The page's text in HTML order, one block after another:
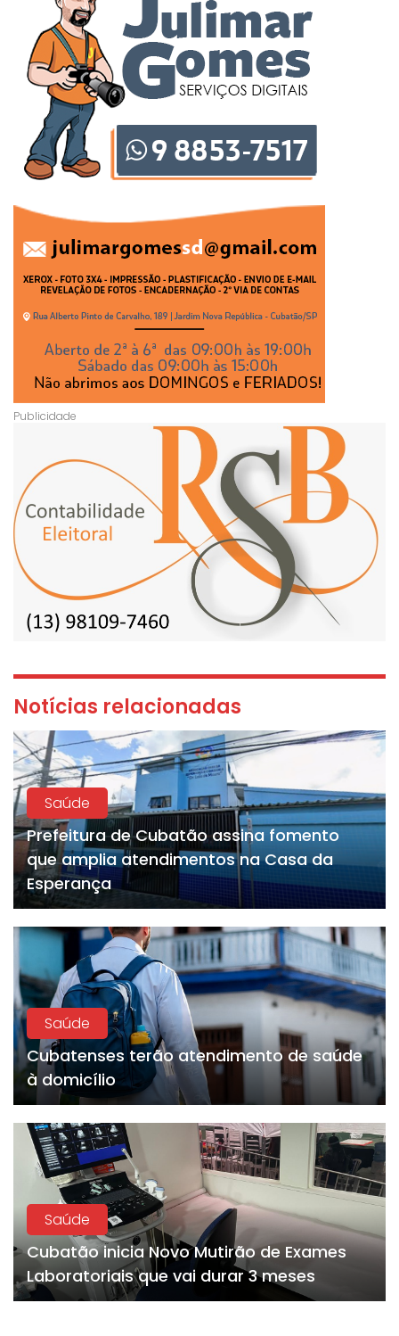
Notícias relacionadas
Saúde
Prefeitura de Cubatão assina fomento
que amplia atendimentos na Casa da
Esperança
Saúde
Cubatenses terão atendimento de saúde
à domicílio
Saúde
Cubatão inicia Novo Mutirão de Exames
Laboratoriais que vai durar 3 meses